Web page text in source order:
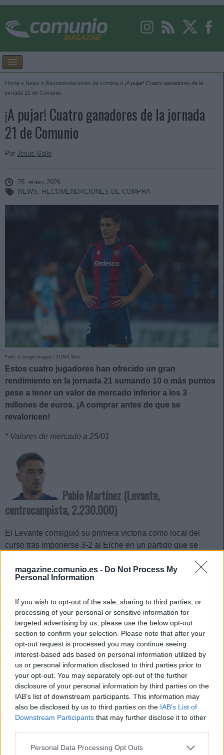
magazine.comunio.es - Do Not Process My
Personal Information
If you wish to opt-out of the sale, sharing to third parties, or
processing of your personal or sensitive information for
targeted advertising by us, please use the below opt-out
section to confirm your selection. Please note that after your
opt-out request is processed you may continue seeing
interest-based ads based on personal information utilized by
us or personal information disclosed to third parties prior to
your opt-out. You may separately opt-out of the further
disclosure of your personal information by third parties on the
IAB’s list of downstream participants. This information may
also be disclosed by us to third parties on the IAB’s List of
Downstream Participants that may further disclose it to other
Please note that this website/app uses one or more Google
Personal Data Processing Opt Outs
Home » News » Recomendaciones de compra » ¡A pujar! Cuatro ganadores de la
jornada 21 de Comunio
¡A pujar! Cuatro ganadores de la jornada
21 de Comunio
Por Jesus Gallo
25. enero 2026
NEWS, RECOMENDACIONES DE COMPRA
Foto: © imago images / ZUMA Wire
Estos cuatro jugadores han ofrecido un gran
rendimiento en la jornada 21 sumando 10 o más puntos
pese a tener un valor de mercado inferior a los 3
millones de euros. ¡A comprar antes de que se
revaloricen!
* Valores de mercado a 25/01
Pablo Martínez (Levante,
centrocampista, 2.230.000)
El Levante consiguió su primera victoria como local del
curso tras imponerse 3-2 al Elche en un partido que se
primer tanto de los granotas lo anotó Pablo Martínez, que
además asistió en el segundo gol a Adrián de la Fuente y
El centrocampista está siendo un fijo en los esquemas
desde la llegada de Luis Castro al banquillo y acumula
cinco titularidades consecutivas en las que ha sumado 27
puntos Comunio. Su valor de mercado actual es de
2.230.000 euros y podría revalorizarse a corto plazo.
Peque (Sevilla, centrocampista,
1.690.000)